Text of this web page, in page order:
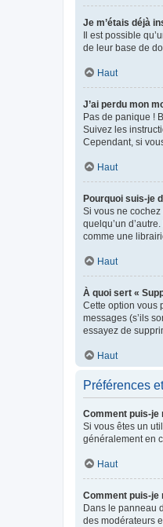
Je m’étais déjà
Il est possible
de leur base de
Haut
J’ai perdu mon
Pas de panique !
Suivez les
Cependant, si
Haut
Pourquoi suis-je
Si vous ne
quelqu’un
comme une
Haut
À quoi sert «
Cette option vous
messages (s’ils
essayez de
Haut
Préférences
Comment puis-je
Si vous êtes un
généralement en
Haut
Comment puis-je
Dans le panneau
des modérateurs